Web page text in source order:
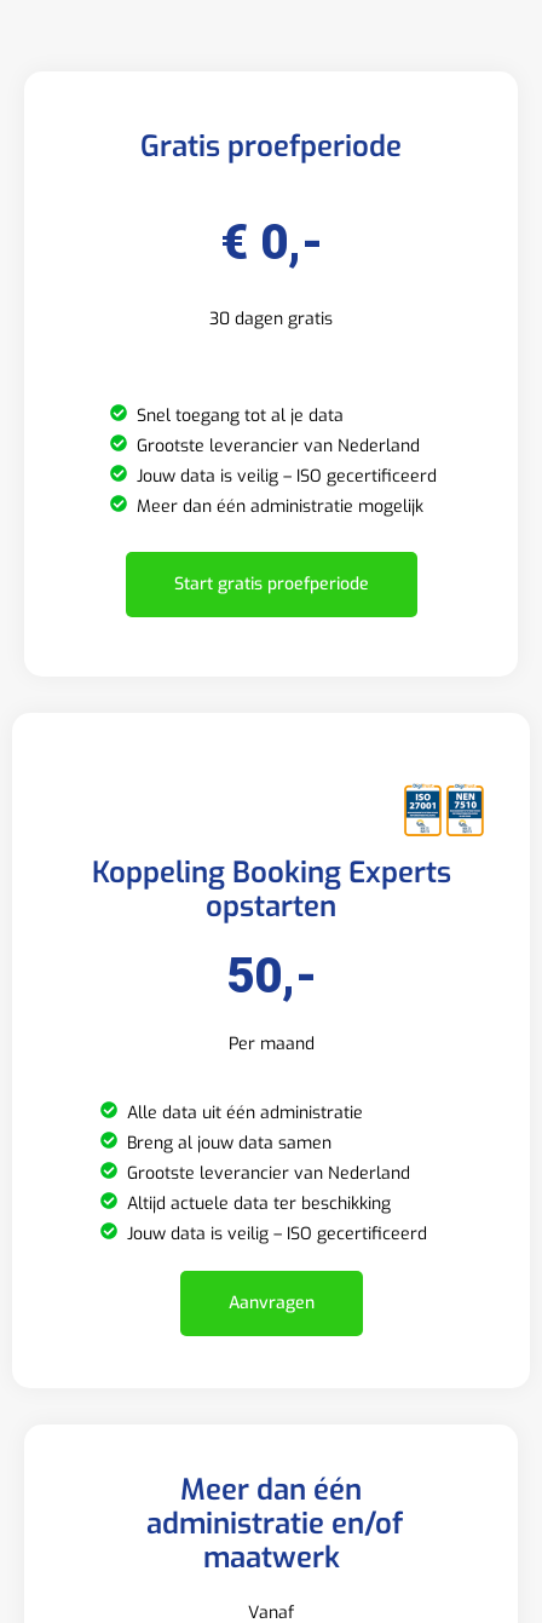
Gratis proefperiode
€ 0,-
30 dagen gratis
Snel toegang tot al je data
Grootste leverancier van Nederland
Jouw data is veilig – ISO gecertificeerd
Meer dan één administratie mogelijk
Start gratis proefperiode
Koppeling Booking Experts
opstarten
50,-
Per maand
Alle data uit één administratie
Breng al jouw data samen
Grootste leverancier van Nederland
Altijd actuele data ter beschikking
Jouw data is veilig – ISO gecertificeerd
Aanvragen
Meer dan één
administratie en/of
maatwerk
Vanaf